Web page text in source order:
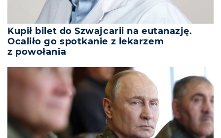
Kupił bilet do Szwajcarii na eutanazję.
Ocaliło go spotkanie z lekarzem
z powołania